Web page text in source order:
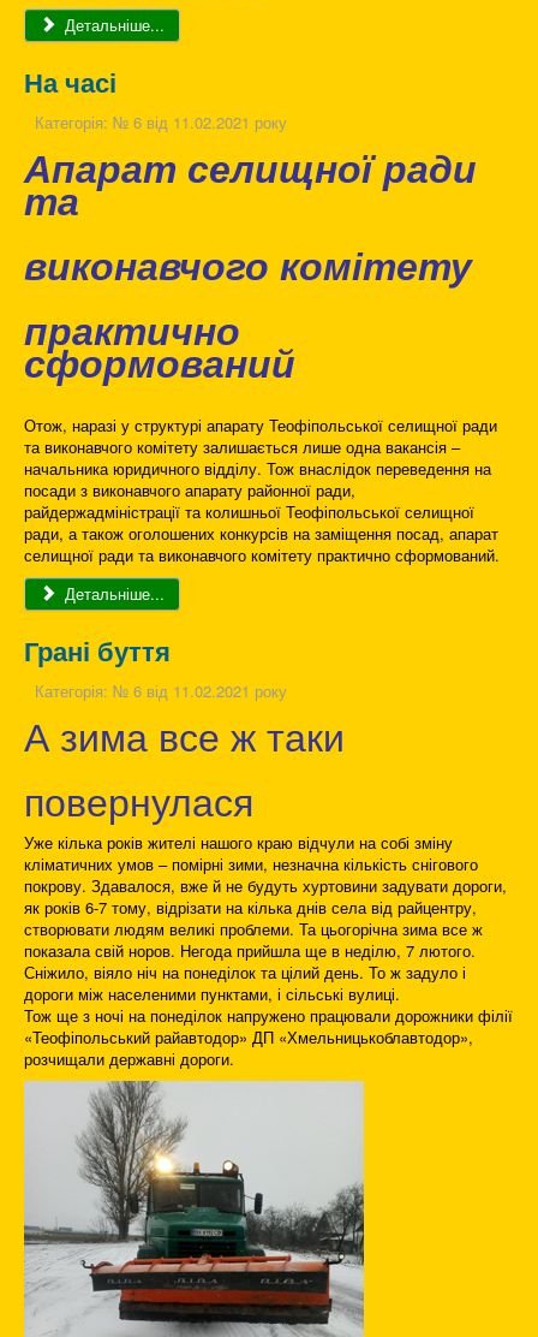
Детальніше...
На часі
Категорія: № 6 від 11.02.2021 року
Апарат селищної ради
та
виконавчого комітету
практично
сформований
Отож, наразі у структурі апарату Теофіпольської селищної ради
та виконавчого комітету залишається лише одна вакансія –
начальника юридичного відділу. Тож внаслідок переведення на
посади з виконавчого апарату районної ради,
райдержадміністрації та колишньої Теофіпольської селищної
ради, а також оголошених конкурсів на заміщення посад, апарат
селищної ради та виконавчого комітету практично сформований.
Детальніше...
Грані буття
Категорія: № 6 від 11.02.2021 року
А зима все ж таки
повернулася
Уже кілька років жителі нашого краю відчули на собі зміну
кліматичних умов – помірні зими, незначна кількість снігового
покрову. Здавалося, вже й не будуть хуртовини задувати дороги,
як років 6-7 тому, відрізати на кілька днів села від райцентру,
створювати людям великі проблеми. Та цьогорічна зима все ж
показала свій норов. Негода прийшла ще в неділю, 7 лютого.
Сніжило, віяло ніч на понеділок та цілий день. То ж задуло і
дороги між населеними пунктами, і сільські вулиці.
Тож ще з ночі на понеділок напружено працювали дорожники філії
«Теофіпольський райавтодор» ДП «Хмельницькоблавтодор»,
розчищали державні дороги.